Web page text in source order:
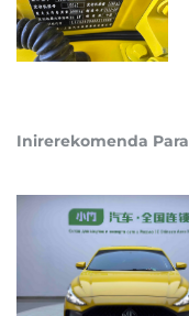
Inirerekomenda